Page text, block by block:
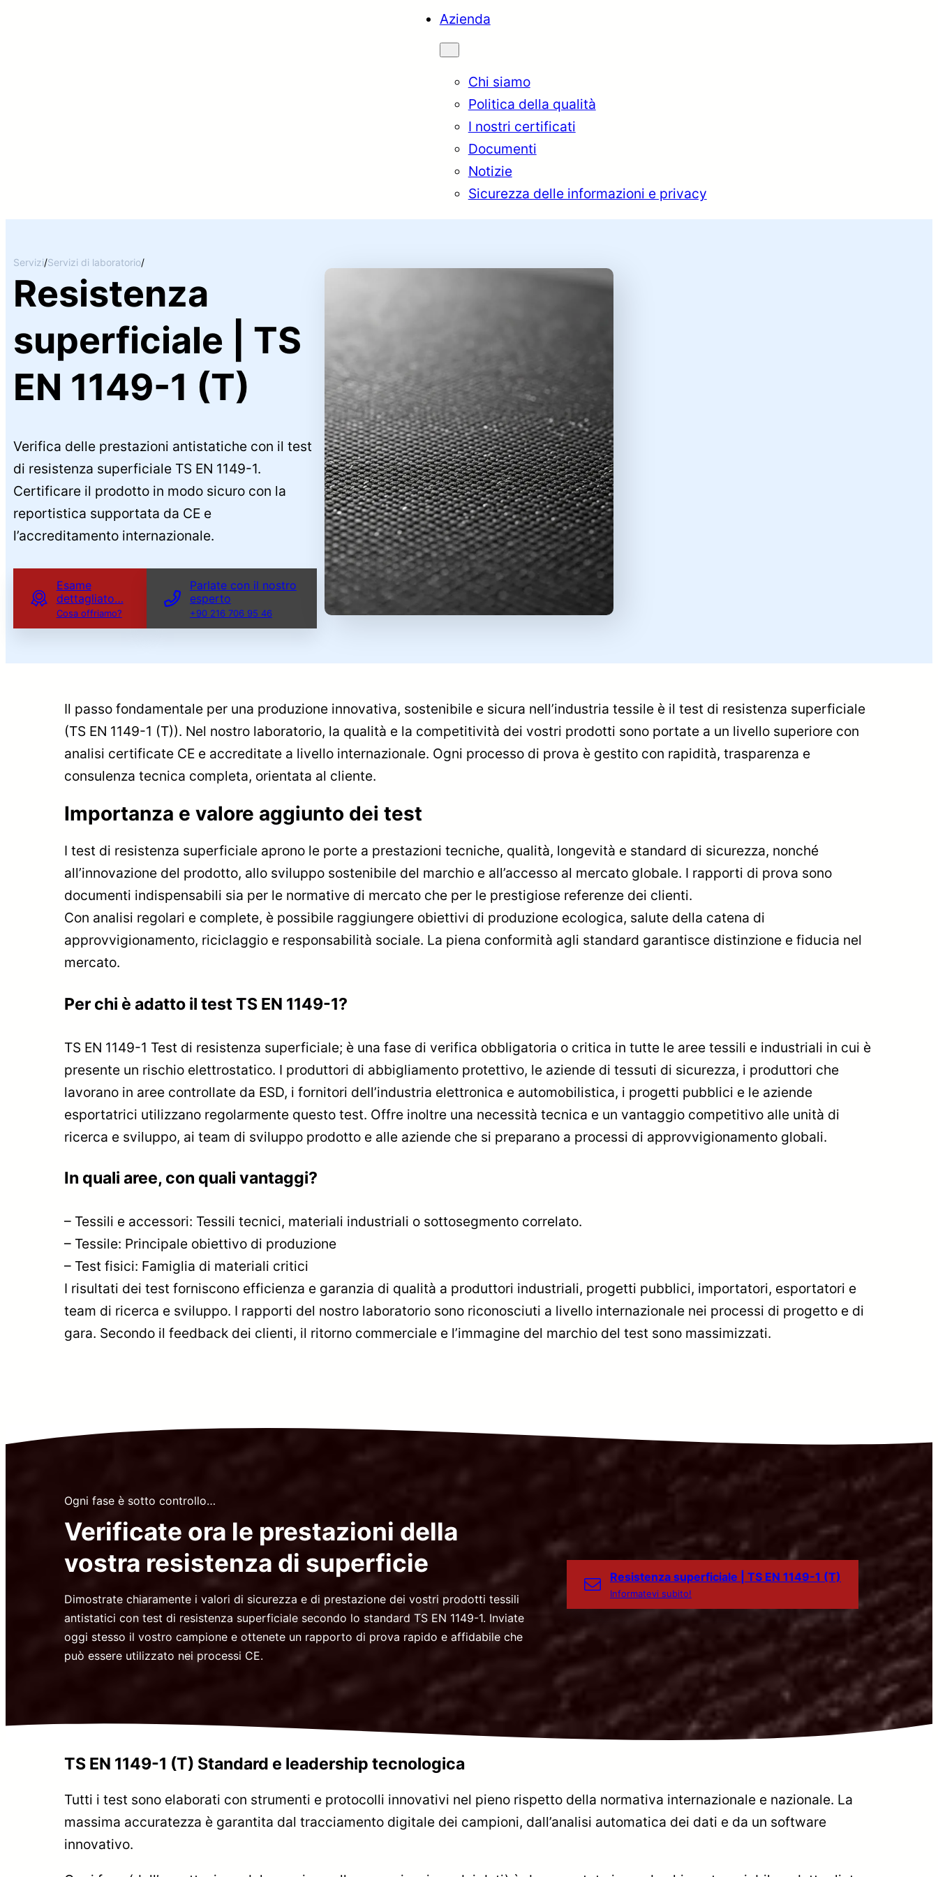
Azienda
Chi siamo
Politica della qualità
I nostri certificati
Documenti
Notizie
Sicurezza delle informazioni e privacy
Servizi/Servizi di laboratorio/
Resistenza
superficiale | TS
EN 1149-1 (T)
Verifica delle prestazioni antistatiche con il test
di resistenza superficiale TS EN 1149-1.
Certificare il prodotto in modo sicuro con la
reportistica supportata da CE e
l’accreditamento internazionale.
Esame
dettagliato…
Cosa offriamo?
Parlate con il nostro
esperto
+90 216 706 95 46
Il passo fondamentale per una produzione innovativa, sostenibile e sicura nell’industria tessile è il test di resistenza superficiale
(TS EN 1149-1 (T)). Nel nostro laboratorio, la qualità e la competitività dei vostri prodotti sono portate a un livello superiore con
analisi certificate CE e accreditate a livello internazionale. Ogni processo di prova è gestito con rapidità, trasparenza e
consulenza tecnica completa, orientata al cliente.
Importanza e valore aggiunto dei test
I test di resistenza superficiale aprono le porte a prestazioni tecniche, qualità, longevità e standard di sicurezza, nonché
all’innovazione del prodotto, allo sviluppo sostenibile del marchio e all’accesso al mercato globale. I rapporti di prova sono
documenti indispensabili sia per le normative di mercato che per le prestigiose referenze dei clienti.
Con analisi regolari e complete, è possibile raggiungere obiettivi di produzione ecologica, salute della catena di
approvvigionamento, riciclaggio e responsabilità sociale. La piena conformità agli standard garantisce distinzione e fiducia nel
mercato.
Per chi è adatto il test TS EN 1149-1?
TS EN 1149-1 Test di resistenza superficiale; è una fase di verifica obbligatoria o critica in tutte le aree tessili e industriali in cui è
presente un rischio elettrostatico. I produttori di abbigliamento protettivo, le aziende di tessuti di sicurezza, i produttori che
lavorano in aree controllate da ESD, i fornitori dell’industria elettronica e automobilistica, i progetti pubblici e le aziende
esportatrici utilizzano regolarmente questo test. Offre inoltre una necessità tecnica e un vantaggio competitivo alle unità di
ricerca e sviluppo, ai team di sviluppo prodotto e alle aziende che si preparano a processi di approvvigionamento globali.
In quali aree, con quali vantaggi?
– Tessili e accessori: Tessili tecnici, materiali industriali o sottosegmento correlato.
– Tessile: Principale obiettivo di produzione
– Test fisici: Famiglia di materiali critici
I risultati dei test forniscono efficienza e garanzia di qualità a produttori industriali, progetti pubblici, importatori, esportatori e
team di ricerca e sviluppo. I rapporti del nostro laboratorio sono riconosciuti a livello internazionale nei processi di progetto e di
gara. Secondo il feedback dei clienti, il ritorno commerciale e l’immagine del marchio del test sono massimizzati.
Ogni fase è sotto controllo…
Verificate ora le prestazioni della
vostra resistenza di superficie
Dimostrate chiaramente i valori di sicurezza e di prestazione dei vostri prodotti tessili
antistatici con test di resistenza superficiale secondo lo standard TS EN 1149-1. Inviate
oggi stesso il vostro campione e ottenete un rapporto di prova rapido e affidabile che
può essere utilizzato nei processi CE.
Resistenza superficiale | TS EN 1149-1 (T)
Informatevi subito!
TS EN 1149-1 (T) Standard e leadership tecnologica
Tutti i test sono elaborati con strumenti e protocolli innovativi nel pieno rispetto della normativa internazionale e nazionale. La
massima accuratezza è garantita dal tracciamento digitale dei campioni, dall’analisi automatica dei dati e da un software
innovativo.